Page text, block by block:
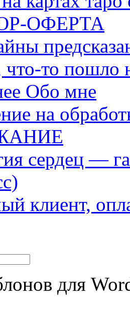
ОФЕРТА
то пошло
Обо мне
на
сердец —
клиент,
для